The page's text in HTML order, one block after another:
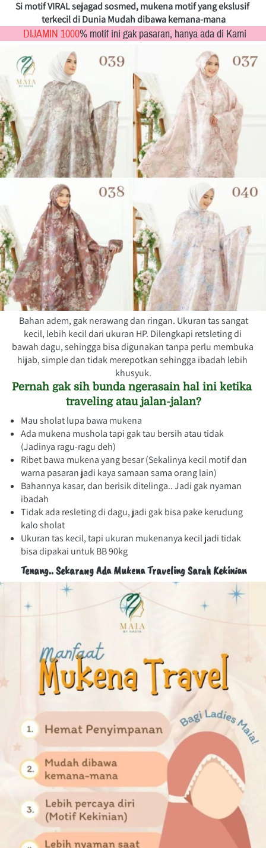
Si motif VIRAL sejagad sosmed, mukena motif yang ekslusif
terkecil di Dunia Mudah dibawa kemana-mana
DIJAMIN 1000% motif ini gak pasaran, hanya ada di Kami
Bahan adem, gak nerawang dan ringan. Ukuran tas sangat
kecil, lebih kecil dari ukuran HP. Dilengkapi retsleting di
bawah dagu, sehingga bisa digunakan tanpa perlu membuka
hijab, simple dan tidak merepotkan sehingga ibadah lebih
khusyuk.
Pernah gak sih bunda ngerasain hal ini ketika
traveling atau jalan-jalan?
Mau sholat lupa bawa mukena
Ada mukena mushola tapi gak tau bersih atau tidak
(Jadinya ragu-ragu deh)
Ribet bawa mukena yang besar (Sekalinya kecil motif dan
warna pasaran jadi kaya samaan sama orang lain)
Bahannya kasar, dan berisik ditelinga.. Jadi gak nyaman
ibadah
Tidak ada resleting di dagu, jadi gak bisa pake kerudung
kalo sholat
Ukuran tas kecil, tapi ukuran mukenanya kecil jadi tidak
bisa dipakai untuk BB 90kg
Tenang.. Sekarang Ada Mukena Traveling Sarah Kekinian